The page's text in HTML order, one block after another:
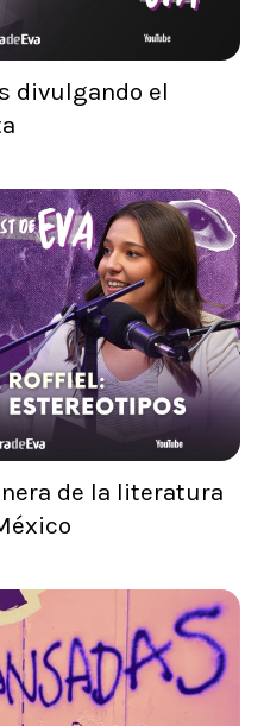
divulgando el
de la literatura